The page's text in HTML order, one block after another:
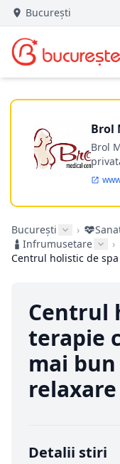
București
Brol
Brol
București ›
Infrumusetare
›
Centrul
terapie
mai
Detalii stiri